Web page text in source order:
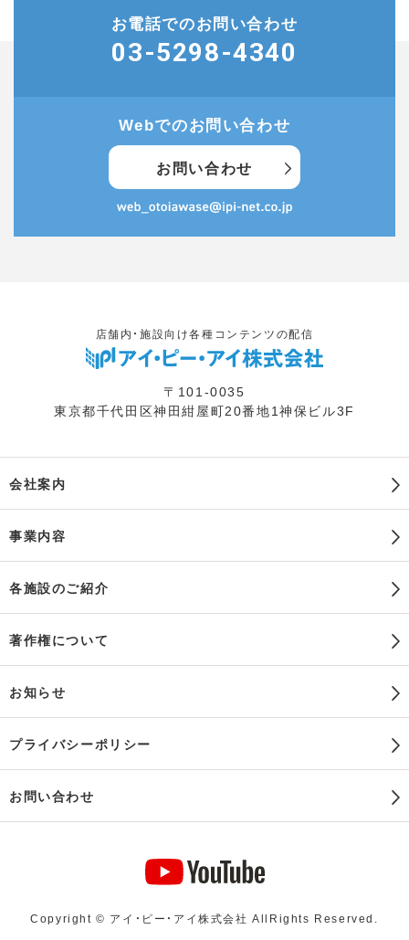
お電話でのお問い合わせ
03-5298-4340
Webでのお問い合わせ
お問い合わせ
店舗内・施設向け各種コンテンツの配信
〒101-0035
東京都千代田区神田紺屋町20番地1神保ビル3F
会社案内
事業内容
各施設のご紹介
著作権について
お知らせ
プライバシーポリシー
お問い合わせ
Copyright © アイ・ピー・アイ株式会社 AllRights Reserved.